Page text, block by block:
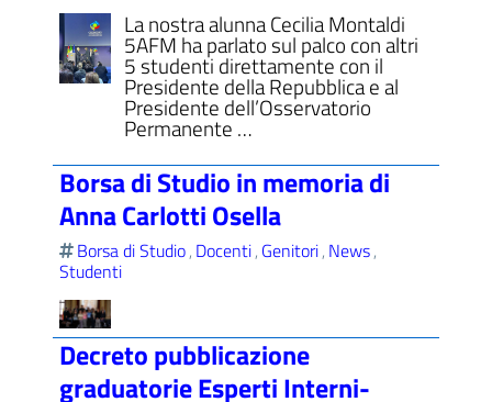
La nostra alunna Cecilia Montaldi
5AFM ha parlato sul palco con altri
5 studenti direttamente con il
Presidente della Repubblica e al
Presidente dell’Osservatorio
Permanente …
Borsa di Studio in memoria di
Anna Carlotti Osella
Borsa di Studio, Docenti, Genitori, News,
Studenti
Decreto pubblicazione
graduatorie Esperti Interni-